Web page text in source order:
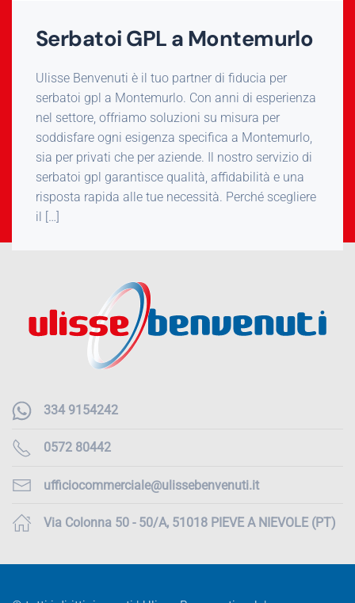
Serbatoi GPL a Montemurlo
Ulisse Benvenuti è il tuo partner di fiducia per
serbatoi gpl a Montemurlo. Con anni di esperienza
nel settore, offriamo soluzioni su misura per
soddisfare ogni esigenza specifica a Montemurlo,
sia per privati che per aziende. Il nostro servizio di
serbatoi gpl garantisce qualità, affidabilità e una
risposta rapida alle tue necessità. Perché scegliere
il […]
334 9154242
0572 80442
ufficiocommerciale@ulissebenvenuti.it
Via Colonna 50 - 50/A, 51018 PIEVE A NIEVOLE (PT)